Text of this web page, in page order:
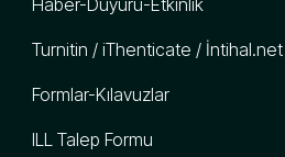
Turnitin / iThenticate / İntihal.net
Formlar-Kılavuzlar
ILL Talep Formu